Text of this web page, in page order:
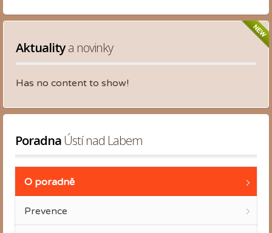
Aktuality a novinky
Has no content to show!
Poradna Ústí nad Labem
O poradně
Prevence